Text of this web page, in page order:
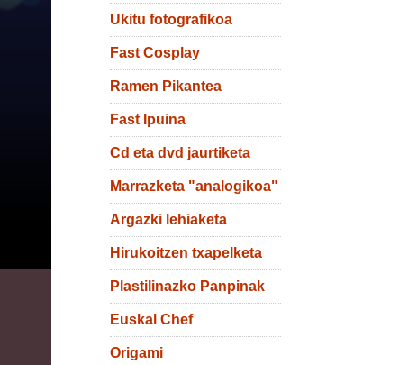
Ukitu fotografikoa
Fast Cosplay
Ramen Pikantea
Fast Ipuina
Cd eta dvd jaurtiketa
Marrazketa "analogikoa"
Argazki lehiaketa
Hirukoitzen txapelketa
Plastilinazko Panpinak
Euskal Chef
Origami